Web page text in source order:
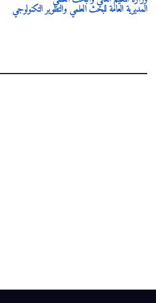
المديرية العامة للبحث العلمي والتطوير التكنولوجي